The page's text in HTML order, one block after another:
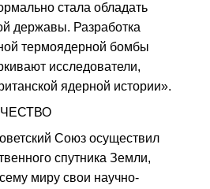
стала обладать
державы. Разработка
термоядерной бомбы
исследователи,
ядерной истории».
Союз осуществил
спутника Земли,
миру свои научно-